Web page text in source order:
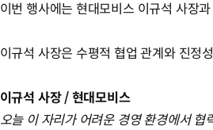
이번 행사에는 현대모비스 이규석 사장
이규석 사장은 수평적 협업 관계와 진정
이규석 사장 / 현대모비스
오늘 이 자리가 어려운 경영 환경에서